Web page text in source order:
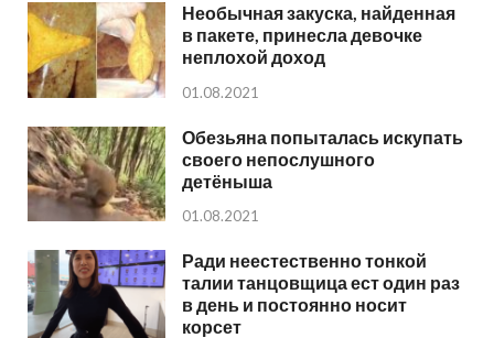
Необычная закуска, найденная
в пакете, принесла девочке
неплохой доход
01.08.2021
Обезьяна попыталась искупать
своего непослушного
детёныша
01.08.2021
Ради неестественно тонкой
талии танцовщица ест один раз
в день и постоянно носит
корсет